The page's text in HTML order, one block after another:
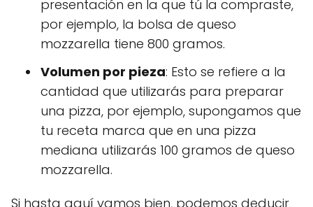
presentación en la que tú la compraste,
por ejemplo, la bolsa de queso
mozzarella tiene 800 gramos.
Volumen por pieza: Esto se refiere a la
cantidad que utilizarás para preparar
una pizza, por ejemplo, supongamos que
tu receta marca que en una pizza
mediana utilizarás 100 gramos de queso
mozzarella.
Si hasta aquí vamos bien, podemos deducir